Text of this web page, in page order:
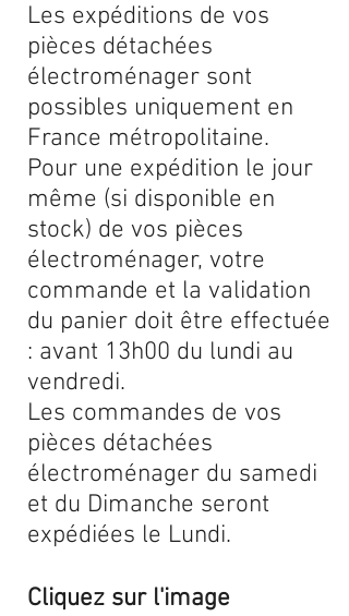
Les expéditions de vos
pièces détachées
électroménager sont
possibles uniquement en
France métropolitaine.
Pour une expédition le jour
même (si disponible en
stock) de vos pièces
électroménager, votre
commande et la validation
du panier doit être effectuée
: avant 13h00 du lundi au
vendredi.
Les commandes de vos
pièces détachées
électroménager du samedi
et du Dimanche seront
expédiées le Lundi.
Cliquez sur l'image